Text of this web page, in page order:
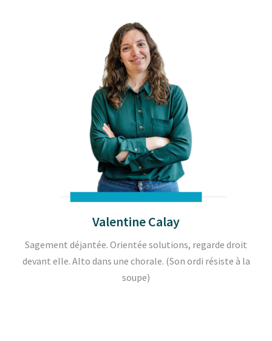
Valentine Calay
Sagement déjantée. Orientée solutions, regarde droit
devant elle. Alto dans une chorale. (Son ordi résiste à la
soupe)